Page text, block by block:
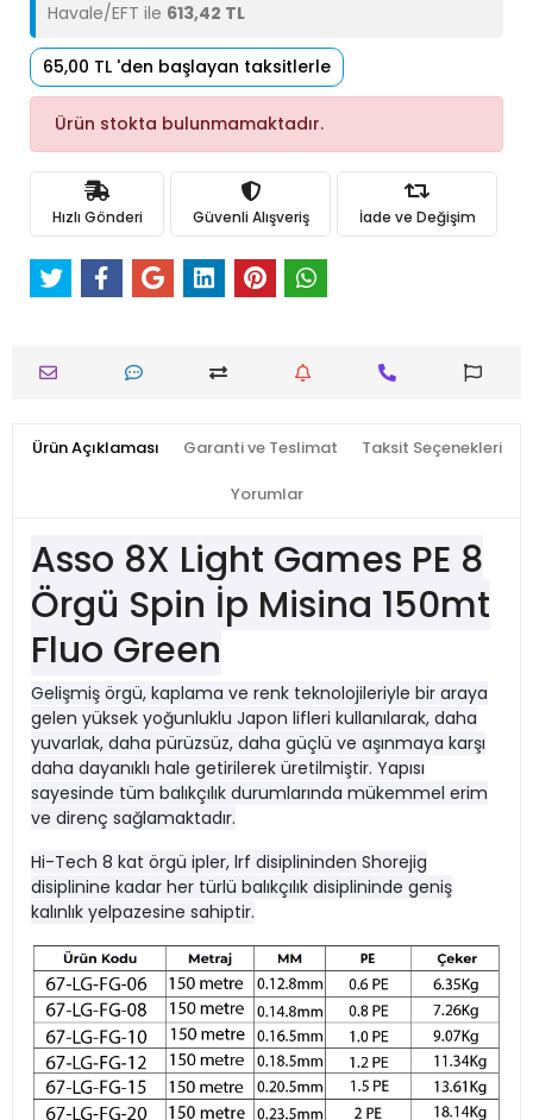
Havale/EFT ile 613,42 TL
65,00 TL 'den başlayan taksitlerle
Ürün stokta bulunmamaktadır.
Hızlı Gönderi Güvenli Alışveriş İade ve Değişim
Ürün Açıklaması Garanti ve Teslimat Taksit Seçenekleri
Yorumlar
Asso 8X Light Games PE 8
Örgü Spin İp Misina 150mt
Fluo Green
Gelişmiş örgü, kaplama ve renk teknolojileriyle bir araya
gelen yüksek yoğunluklu Japon lifleri kullanılarak, daha
yuvarlak, daha pürüzsüz, daha güçlü ve aşınmaya karşı
daha dayanıklı hale getirilerek üretilmiştir. Yapısı
sayesinde tüm balıkçılık durumlarında mükemmel erim
ve direnç sağlamaktadır.
Hi-Tech 8 kat örgü ipler, lrf disiplininden Shorejig
disiplinine kadar her türlü balıkçılık disiplininde geniş
kalınlık yelpazesine sahiptir.